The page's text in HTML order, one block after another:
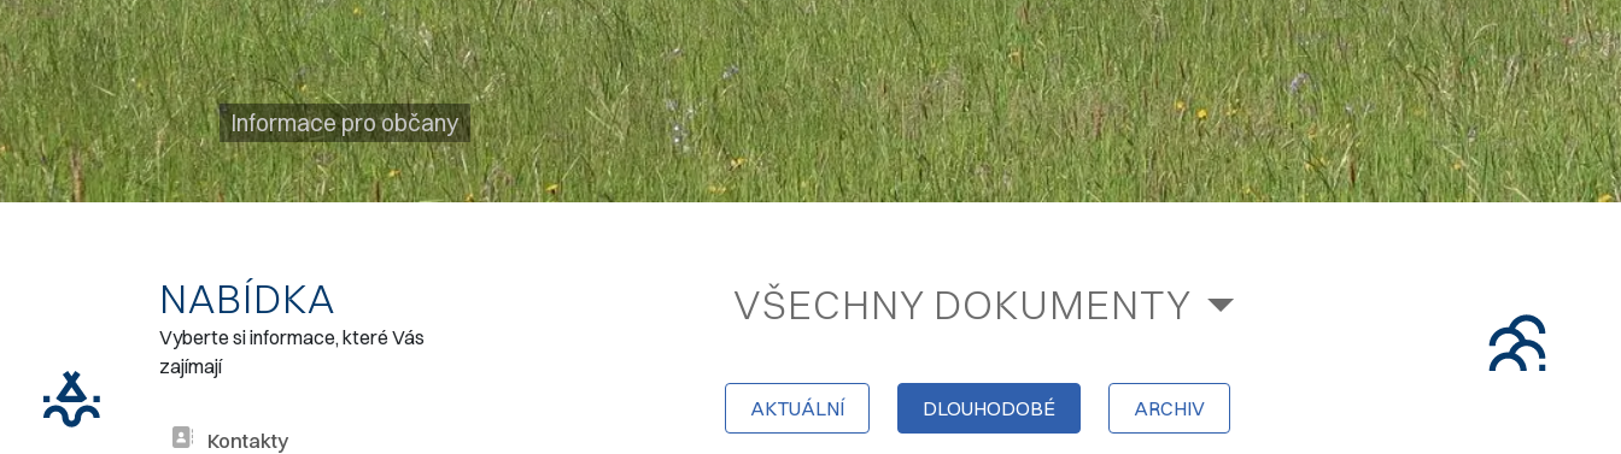
Informace pro občany
NABÍDKA
Vyberte si informace, které Vás
zajímají
Kontakty
VŠECHNY DOKUMENTY
AKTUÁLNÍ DLOUHODOBÉ ARCHIV